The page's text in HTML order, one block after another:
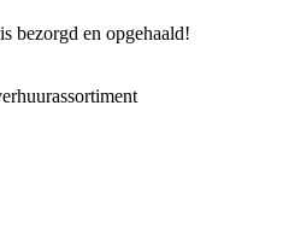
bezorgd en opgehaald!